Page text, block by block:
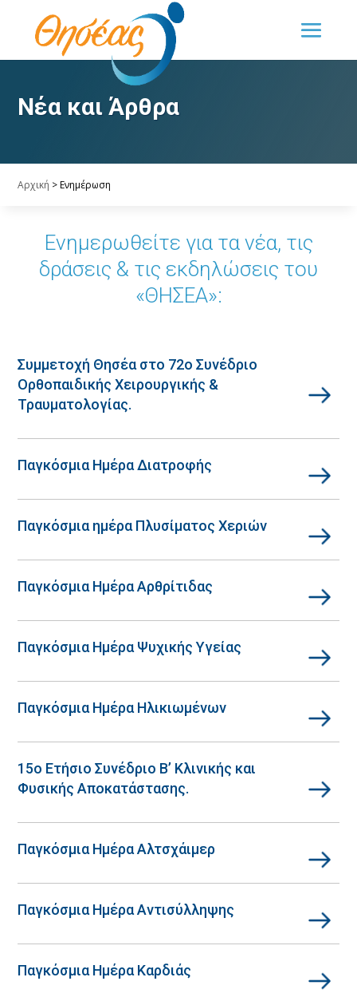
Νέα και Άρθρα
Αρχική >Ενημέρωση
Ενημερωθείτε για τα νέα, τις
δράσεις & τις εκδηλώσεις του
«ΘΗΣΕΑ»:
Συμμετοχή Θησέα στο 72ο Συνέδριο
Ορθοπαιδικής Χειρουργικής &
Τραυματολογίας.
Παγκόσμια Ημέρα Διατροφής
Παγκόσμια ημέρα Πλυσίματος Χεριών
Παγκόσμια Hμέρα Aρθρίτιδας
Παγκόσμια Ημέρα Ψυχικής Υγείας
Παγκόσμια Ημέρα Ηλικιωμένων
15ο Ετήσιο Συνέδριο Β’ Κλινικής και
Φυσικής Αποκατάστασης.
Παγκόσμια Ημέρα Αλτσχάιμερ
Παγκόσμια Ημέρα Αντισύλληψης
Παγκόσμια Ημέρα Καρδιάς